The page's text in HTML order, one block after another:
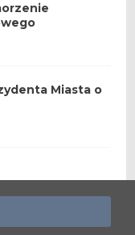
Miasta o